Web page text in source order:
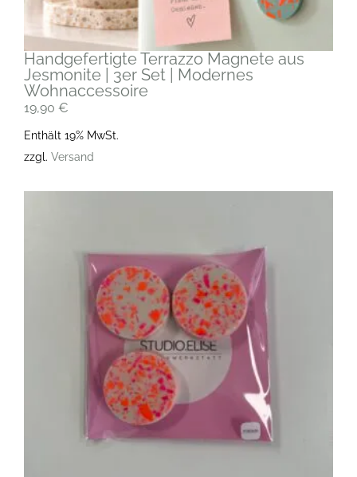
Handgefertigte Terrazzo Magnete aus
Jesmonite | 3er Set | Modernes
Wohnaccessoire
19,90 €
Enthält 19% MwSt.
zzgl. Versand